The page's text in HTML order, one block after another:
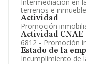
terrenos e
Actividad
Promoción
Actividad CNAE
6812 - Promoción
Estado de la
Incumplimiento de